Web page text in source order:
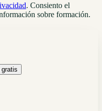
. Consiento el
sobre formación.
gratis